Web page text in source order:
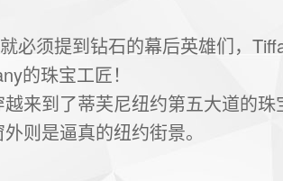
必须提到钻石的幕后英雄们，
的珠宝工匠！
来到了蒂芙尼纽约第五大道的
则是逼真的纽约街景。